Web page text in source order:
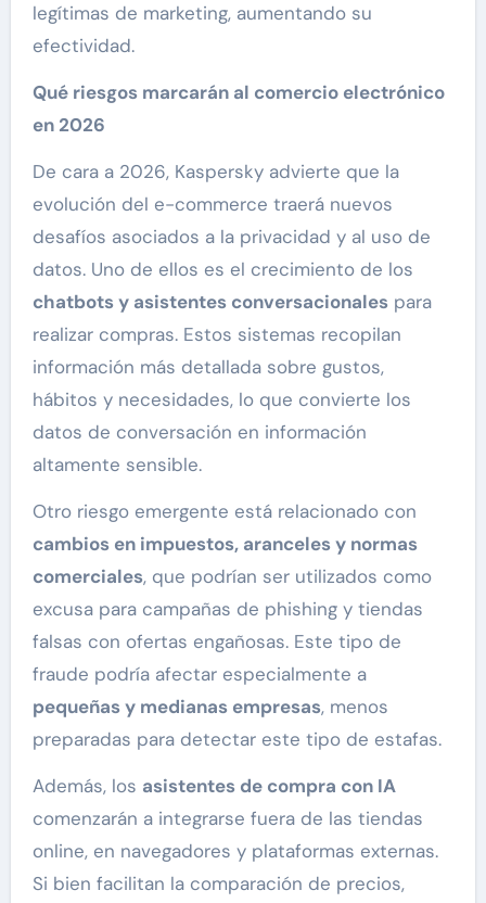
legítimas de marketing, aumentando su
efectividad.
Qué riesgos marcarán al comercio electrónico
en 2026
De cara a 2026, Kaspersky advierte que la
evolución del e-commerce traerá nuevos
desafíos asociados a la privacidad y al uso de
datos. Uno de ellos es el crecimiento de los
chatbots y asistentes conversacionalespara
realizar compras. Estos sistemas recopilan
información más detallada sobre gustos,
hábitos y necesidades, lo que convierte los
datos de conversación en información
altamente sensible.
Otro riesgo emergente está relacionado con
cambios en impuestos, aranceles y normas
comerciales, que podrían ser utilizados como
excusa para campañas de phishing y tiendas
falsas con ofertas engañosas. Este tipo de
fraude podría afectar especialmente a
pequeñas y medianas empresas, menos
preparadas para detectar este tipo de estafas.
Además, los asistentes de compra con IA
comenzarán a integrarse fuera de las tiendas
online, en navegadores y plataformas externas.
Si bien facilitan la comparación de precios,